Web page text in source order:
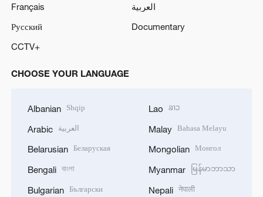
Français
العربية
Русский
Documentary
CCTV+
CHOOSE YOUR LANGUAGE
Albanian Shqip
Arabic العربية
Belarusian Беларуская
Bengali বাংলা
Bulgarian Български
Lao ລາວ
Malay Bahasa Melayu
Mongolian Монгол
Myanmar မြန်မာဘာသာ
Nepali नेपाली